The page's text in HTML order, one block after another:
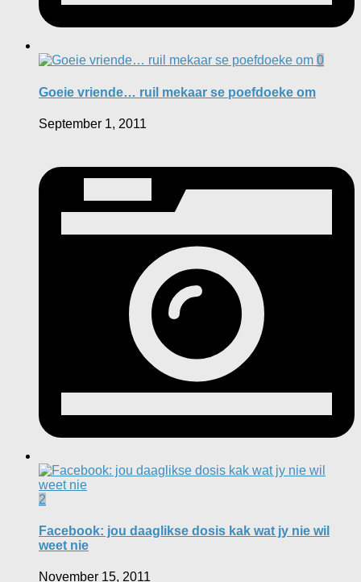
0
Goeie vriende… ruil mekaar se poefdoeke om
September 1, 2011
2
Facebook: jou daaglikse dosis kak wat jy nie wil
weet nie
November 15, 2011